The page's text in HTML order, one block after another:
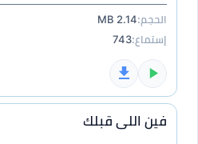
الحجم:2.14 MB
إستماع:743
فين اللى قبلك